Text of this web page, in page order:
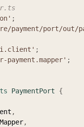
;
port/out/
;
payment.mapper' ;
PaymentPort
{
,
,